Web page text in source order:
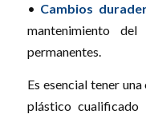
• Cambios
mantenimiento
permanentes.
Es esencial tener
plástico